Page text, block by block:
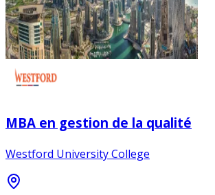
MBA en gestion de la qualité
Westford University College